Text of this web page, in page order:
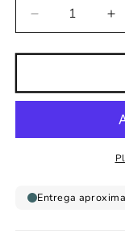
Réduire
la
quantité
stickers
pour
lapin
ciel
la